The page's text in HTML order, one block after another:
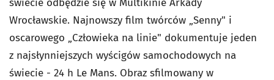
świecie odbędzie się w Multikinie Arkady
Wrocławskie. Najnowszy film twórców „Senny" i
oscarowego „Człowieka na linie" dokumentuje jeden
z najsłynniejszych wyścigów samochodowych na
świecie - 24 h Le Mans. Obraz sfilmowany w